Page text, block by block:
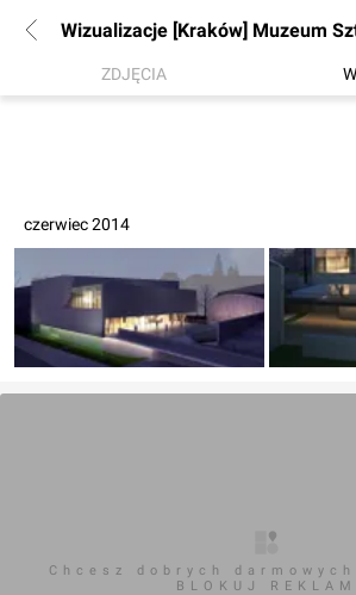
ZDJĘCIA
czerwiec 2014
Chcesz dobrych
BLOKUJ REKLAM